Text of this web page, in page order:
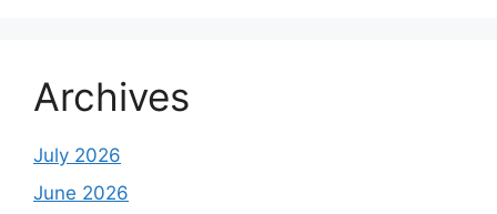
Archives
July 2026
June 2026